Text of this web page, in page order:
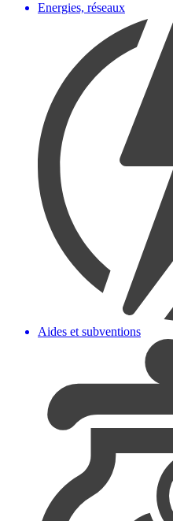
Energies, réseaux
Aides et subventions